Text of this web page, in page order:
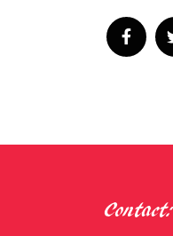
Contact: